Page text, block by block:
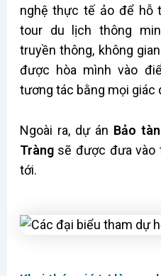
nghệ thực tế ảo để hỗ
tour du lịch thông
truyền thông, không
được hòa mình vào
tương tác bằng mọi giác
Ngoài ra, dự án Bảo
Tràngsẽ được đưa vào
tới.